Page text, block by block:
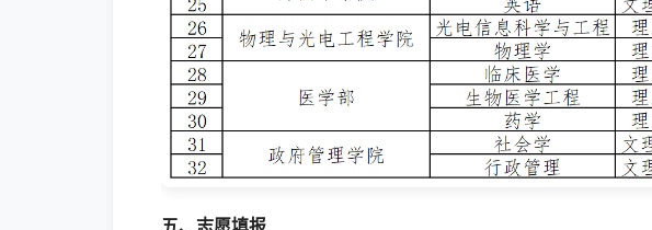
五、志愿填报